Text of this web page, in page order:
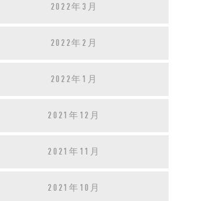
2022年3月
2022年2月
2022年1月
2021年12月
2021年11月
2021年10月